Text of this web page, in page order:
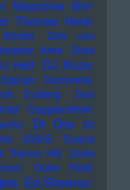
Maschine Birr
Thomas Heck
Dirk von
Area
Dixie
Hell DJ Koze
Doctorella
Eulberg
Don
Dopplereffekt
Dr Dre
Dr
DSDS
Duane
Trance Hill
Duke
Duke Reid
Ed Sheeran